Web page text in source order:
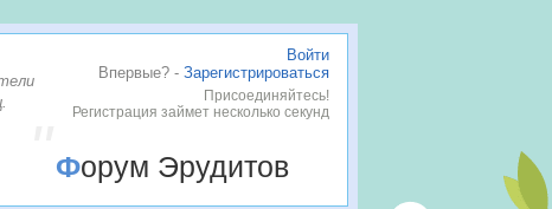
Войти
Впервые? - Зарегистрироваться
Присоединяйтесь!
Регистрация займет несколько секунд
Форум Эрудитов